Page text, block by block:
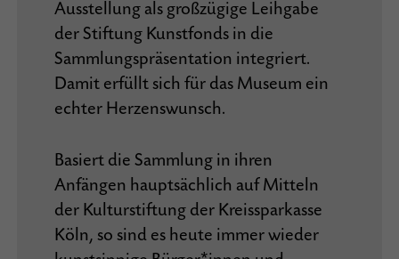
Ausstellung als großzügige Leihgabe
der Stiftung Kunstfonds in die
Sammlungspräsentation integriert.
Damit erfüllt sich für das Museum ein
echter Herzenswunsch.
Basiert die Sammlung in ihren
Anfängen hauptsächlich auf Mitteln
der Kulturstiftung der Kreissparkasse
Köln, so sind es heute immer wieder